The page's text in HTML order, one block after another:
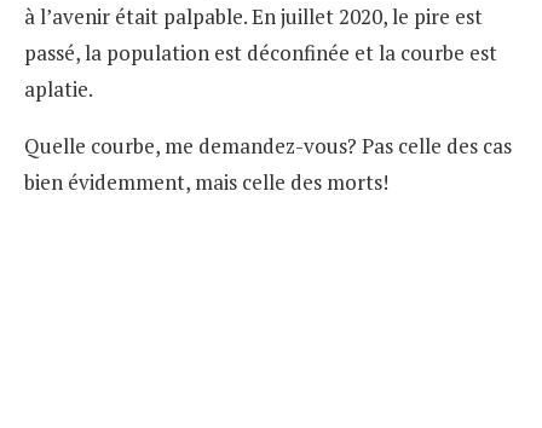
à l’avenir était palpable. En juillet 2020, le pire est
passé, la population est déconfinée et la courbe est
aplatie.
Quelle courbe, me demandez-vous? Pas celle des cas
bien évidemment, mais celle des morts!